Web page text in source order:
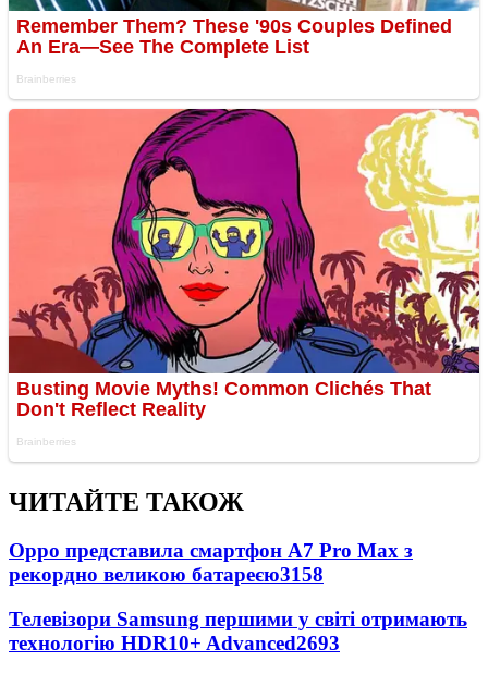
ЧИТАЙТЕ ТАКОЖ
Oppo представила смартфон A7 Pro Max з
рекордно великою батареєю3158
Телевізори Samsung першими у світі отримають
технологію HDR10+ Advanced2693